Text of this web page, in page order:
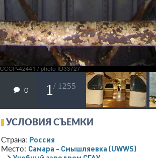
0 1 / 1255
УСЛОВИЯ СЪЕМКИ
Страна: Россия
Место: Самара - Смышляевка (UWWS)